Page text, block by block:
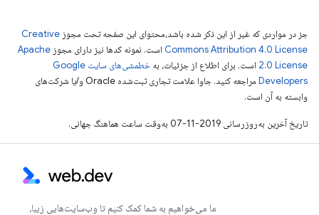
جز در مواردی که غیر از این ذکر شده باشد،‌محتوای این صفحه تحت مجوز Creative
Commons Attribution 4.0 License است. نمونه کدها نیز دارای مجوز Apache
2.0 License است. برای اطلاع از جزئیات، به
خطمشی‌های سایت Google
Developers‏
مراجعه کنید. جاوا علامت تجاری ثبت‌شده Oracle و/یا شرکت‌های
وابسته به آن است.
تاریخ آخرین به‌روزرسانی 2019-11-07 به‌وقت ساعت هماهنگ جهانی.
ما می‌خواهیم به شما کمک کنیم تا وب‌سایت‌هایی زیبا،